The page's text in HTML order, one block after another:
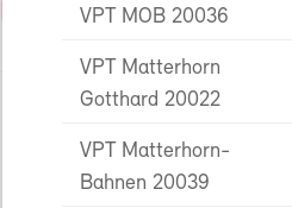
VPT MOB 20036
VPT Matterhorn
Gotthard 20022
VPT Matterhorn-
Bahnen 20039